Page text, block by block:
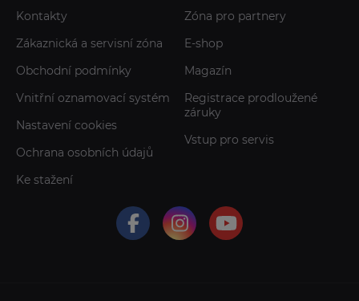
Kontakty
Zákaznická a servisní zóna
Obchodní podmínky
Vnitřní oznamovací systém
Nastavení cookies
Ochrana osobních údajů
Ke stažení
Zóna pro partnery
E-shop
Magazín
Registrace prodloužené
záruky
Vstup pro servis